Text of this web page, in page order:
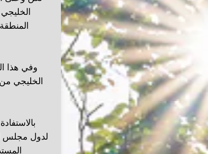
وفي هذا
الخليجي
لدول مجلس